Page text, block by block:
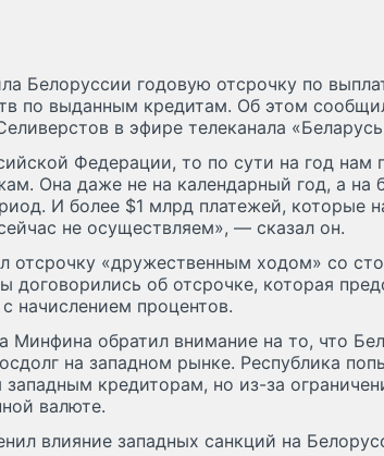
Белоруссии годовую отсрочку по
по выданным кредитам. Об этом
в эфире телеканала «Беларусь
Федерации, то по сути на год нам
Она даже не на календарный год, а на
И более $1 млрд платежей, которые
не осуществляем», — сказал он.
отсрочку «дружественным ходом» со
договорились об отсрочке, которая
начислением процентов.
Минфина обратил внимание на то, что
на западном рынке. Республика
кредиторам, но из-за
валюте.
влияние западных санкций на